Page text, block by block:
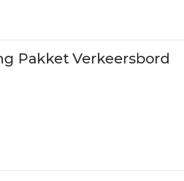
Pakket Verkeersbord